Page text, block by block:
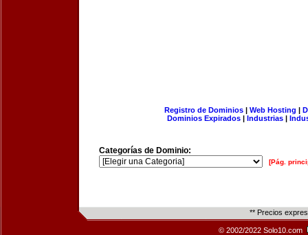
Registro de Dominios| Web Hosting |
Dominios Expirados | Industrias |
Categorías de Dominio:
[Pág.
** Precios
© 2002/2022 Solo10.com